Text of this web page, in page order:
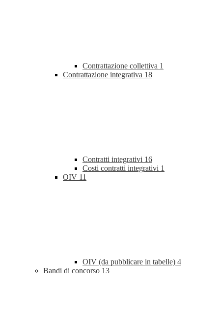
Contrattazione collettiva 1
Contrattazione integrativa 18
Contratti integrativi 16
Costi contratti integrativi 1
OIV 11
OIV (da pubblicare in tabelle) 4
Bandi di concorso 13